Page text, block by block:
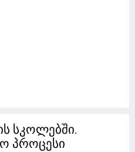
სკოლებში.
პროცესი